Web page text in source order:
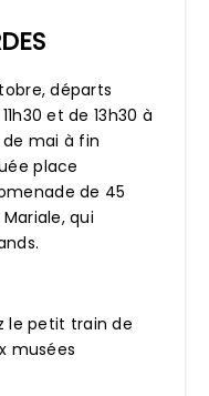
départs
et de 13h30 à
de mai à fin
place
de 45
qui
le petit train de
musées